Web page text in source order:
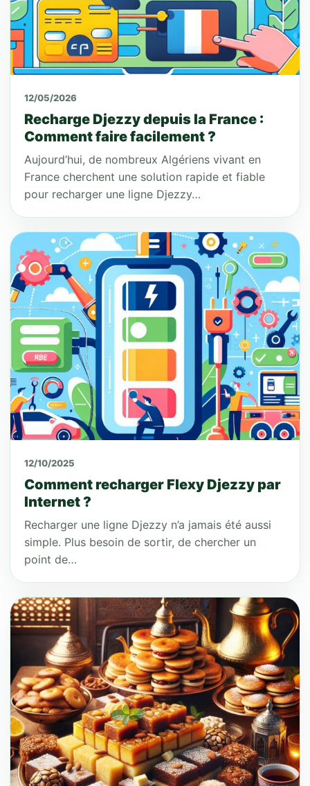
12/05/2026
Recharge Djezzy depuis la France :
Comment faire facilement ?
Aujourd’hui, de nombreux Algériens vivant en
France cherchent une solution rapide et fiable
pour recharger une ligne Djezzy…
12/10/2025
Comment recharger Flexy Djezzy par
Internet ?
Recharger une ligne Djezzy n’a jamais été aussi
simple. Plus besoin de sortir, de chercher un
point de…